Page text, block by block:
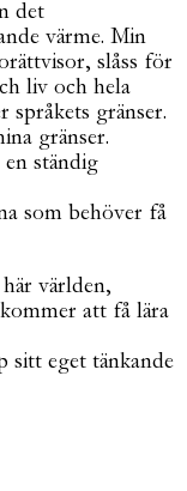
det
värme. Min
slåss för
liv och hela
språkets gränser.
gränser.
ständig
som behöver få
världen,
att få lära
sitt eget tänkande